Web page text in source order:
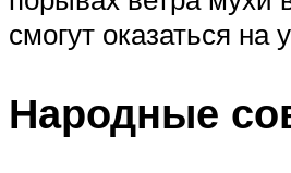
смогут оказаться на
Народные